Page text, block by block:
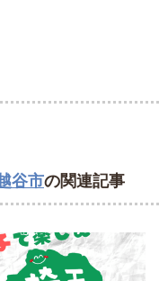
谷市の関連記事